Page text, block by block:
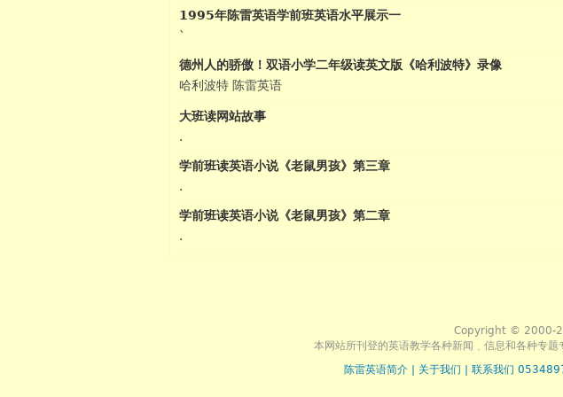
1995年陈雷英语学前班英语水平展示一
`
德州人的骄傲！双语小学二年级读英文版《哈利波特》录像
哈利波特 陈雷英语
大班读网站故事
.
学前班读英语小说《老鼠男孩》第三章
.
学前班读英语小说《老鼠男孩》第二章
.
Copyright © 2000-
本网站所刊登的英语教学各种新闻﹑信息和各种专
陈雷英语简介
关于我们 联系我们